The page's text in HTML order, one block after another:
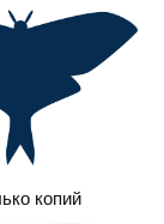
копий